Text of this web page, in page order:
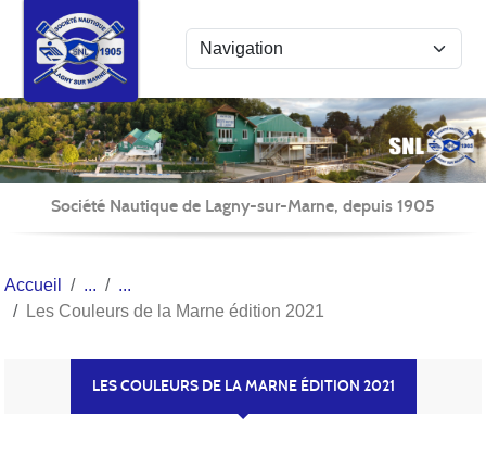
Société Nautique de Lagny-sur-Marne, depuis 1905
Accueil
Les Couleurs de la Marne édition 2021
LES COULEURS DE LA MARNE ÉDITION 2021
Panneau de gestion des cookies